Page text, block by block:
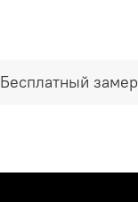
Бесплатный замер